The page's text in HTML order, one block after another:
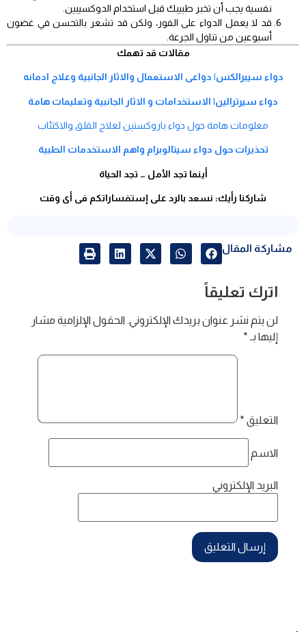
نفسية يجب أن تخبر طبيبك قبل استخدام الدوكسيبين.
قد لا يعمل الدواء على الفور، ولكن قد تشعر بالتحسن في غضون
أسبوعين من تناول الجرعة.
مقالات قد تهمك
دواء سيبرالكس| دواعى الاستعمال والاثار الجانبية وعلاج ادمانه
دواء سيرترالين| الاستخدامات و الاثار الجانبية وتعليمات هامة
معلومات هامة حول دواء باروكستين لعلاج القلق والاكتئاب
تحذيرات حول دواء سيتالوبرام واهم الاستخدمات الطبية
أينما تجد الأمل … تجد الحياة
شاركنا رأيك: نسعد بالرد على إستفساراتكم فى أى وقت
مشاركة المقال
اترك تعليقاً
لن يتم نشر عنوان بريدك الإلكتروني. الحقول الإلزامية مشار
إليها بـ *
التعليق *
الاسم
البريد الإلكتروني